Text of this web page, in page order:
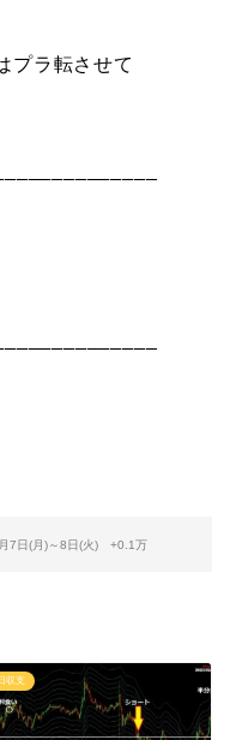
プラ転させて
7日(月)～8日(火) +0.1万
収支